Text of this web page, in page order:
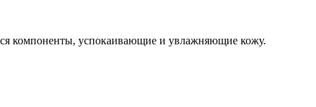
компоненты, успокаивающие и увлажняющие кожу.